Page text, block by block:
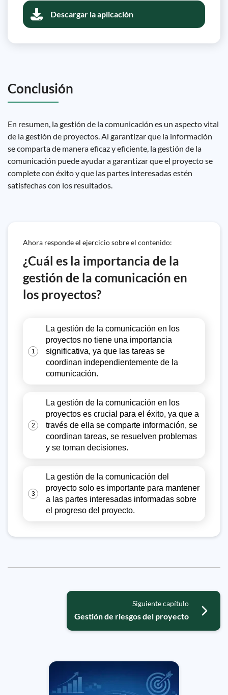
Descargar la aplicación
Conclusión
En resumen, la gestión de la comunicación es un aspecto vital
de la gestión de proyectos. Al garantizar que la información
se comparta de manera eficaz y eficiente, la gestión de la
comunicación puede ayudar a garantizar que el proyecto se
complete con éxito y que las partes interesadas estén
satisfechas con los resultados.
Ahora responde el ejercicio sobre el contenido:
¿Cuál es la importancia de la
gestión de la comunicación en
los proyectos?
1
La gestión de la comunicación en los
proyectos no tiene una importancia
significativa, ya que las tareas se
coordinan independientemente de la
comunicación.
2
La gestión de la comunicación en los
proyectos es crucial para el éxito, ya que a
través de ella se comparte información, se
coordinan tareas, se resuelven problemas
y se toman decisiones.
3
La gestión de la comunicación del
proyecto solo es importante para mantener
a las partes interesadas informadas sobre
el progreso del proyecto.
Siguiente capítulo
Gestión de riesgos del proyecto